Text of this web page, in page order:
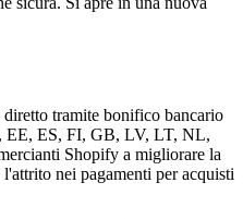
tramite bonifico bancario
EE, ES, FI, GB, LV, LT, NL,
Shopify a migliorare la
nei pagamenti per acquisti